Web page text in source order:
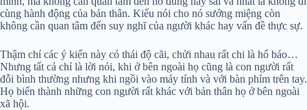
cùng hành động của bản thân. Kiểu nói cho nó sướng miệng còn
không cần quan tâm đến suy nghĩ của người khác hay vấn đề thực sự.
Thậm chí các ý kiến này có thái độ cãi, chửi nhau rất chi là hổ báo…
Nhưng tất cả chỉ là lời nói, khi ở bên ngoài họ cũng là con người rất
đỗi bình thường nhưng khi ngồi vào máy tính và với bàn phím trên tay.
Họ biến thành những con người rất khác với bản thân họ ở bên ngoài
xã hội.